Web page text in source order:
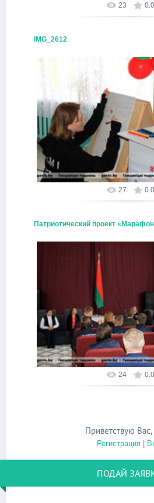
23 0.0
IMG_2612
09.10.2025
Alex
27 0.0
Патриотический проект
Alex
24 0.0
Приветствую Вас,
Регистрация|
ПОДАЙ